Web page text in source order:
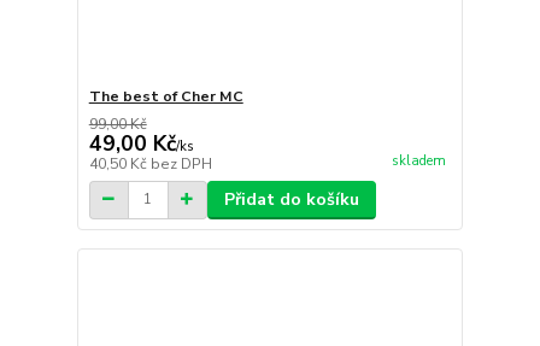
The best of Cher MC
99,00 Kč
49,00 Kč/ks
40,50 Kč bez DPH skladem
Přidat do košíku